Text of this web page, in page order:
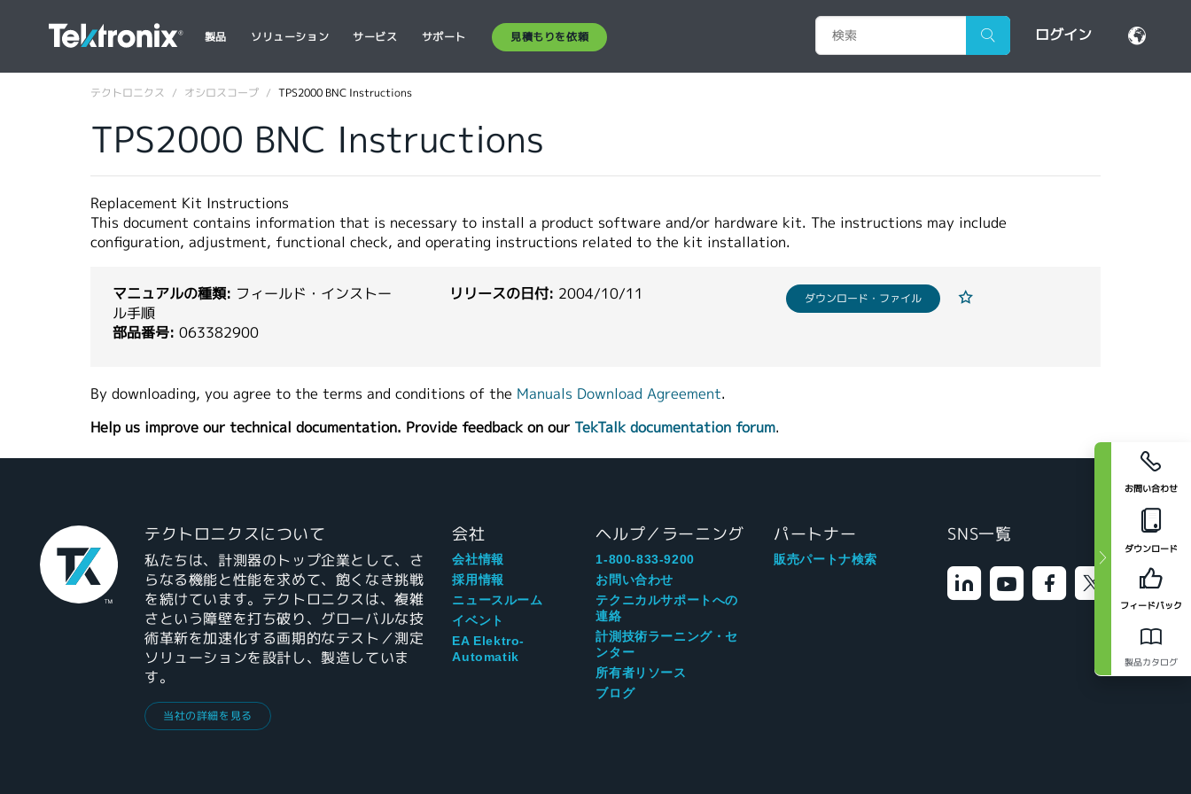
製品 ソリューション サービス サポート 見積もりを依頼 ログイン
お問い合わせ
ダウンロード
フィードバック
製品カタログ
テクトロニクス オシロスコープ TPS2000 BNC Instructions
TPS2000 BNC Instructions
Replacement Kit Instructions
This document contains information that is necessary to install a product software and/or hardware kit. The instructions may include
configuration, adjustment, functional check, and operating instructions related to the kit installation.
マニュアルの種類: フィールド・インストー
ル手順
部品番号: 063382900
リリースの日付: 2004/10/11 ダウンロード・ファイル
By downloading, you agree to the terms and conditions of the Manuals Download Agreement.
Help us improve our technical documentation. Provide feedback on our TekTalk documentation forum.
テクトロニクスについて
私たちは、計測器のトップ企業として、さ
らなる機能と性能を求めて、飽くなき挑戦
を続けています。テクトロニクスは、複雑
さという障壁を打ち破り、グローバルな技
術革新を加速化する画期的なテスト／測定
ソリューションを設計し、製造していま
す。
当社の詳細を見る
会社
会社情報
採用情報
ニュースルーム
イベント
EA Elektro-
Automatik
ヘルプ／ラーニング
1-800-833-9200
お問い合わせ
テクニカルサポートへの
連絡
計測技術ラーニング・セ
ンター
所有者リソース
ブログ
パートナー
販売パートナ検索
SNS一覧